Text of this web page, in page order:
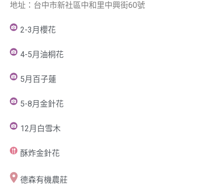
地址：台中市新社區中和里中興街60號
2-3月櫻花
4-5月油桐花
5月百子蓮
5-8月金針花
12月白雪木
酥炸金針花
德森有機農莊